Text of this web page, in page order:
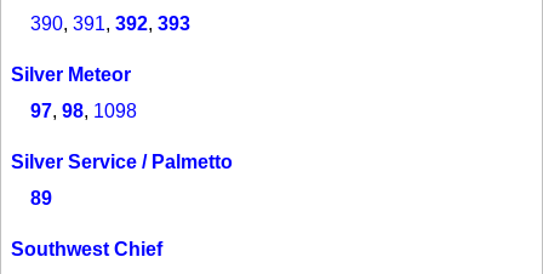
390, 391, 392, 393
Silver Meteor
97, 98, 1098
Silver Service / Palmetto
89
Southwest Chief